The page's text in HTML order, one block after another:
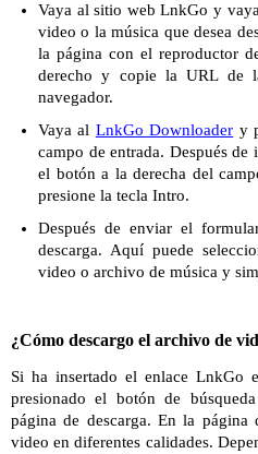
Vaya al sitio web LnkGo y
video o la música que desea
la página con el reproductor
derecho y copie la URL de
navegador.
Vaya al LnkGo Downloader y
campo de entrada. Después
el botón a la derecha del
presione la tecla Intro.
Después de enviar el
descarga. Aquí puede
video o archivo de música y
¿Cómo descargo el archivo de
Si ha insertado el enlace LnkGo
presionado el botón de
página de descarga. En la página
video en diferentes calidades.